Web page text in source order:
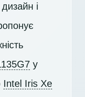
і
у
Intel Iris Xe